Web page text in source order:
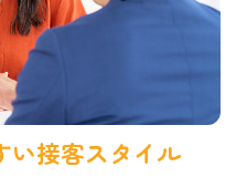
い接客スタイル